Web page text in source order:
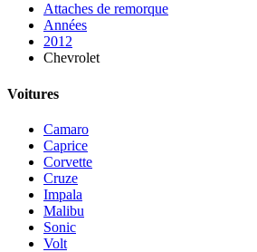
Attaches de remorque
Années
2012
Chevrolet
Voitures
Camaro
Caprice
Corvette
Cruze
Impala
Malibu
Sonic
Volt